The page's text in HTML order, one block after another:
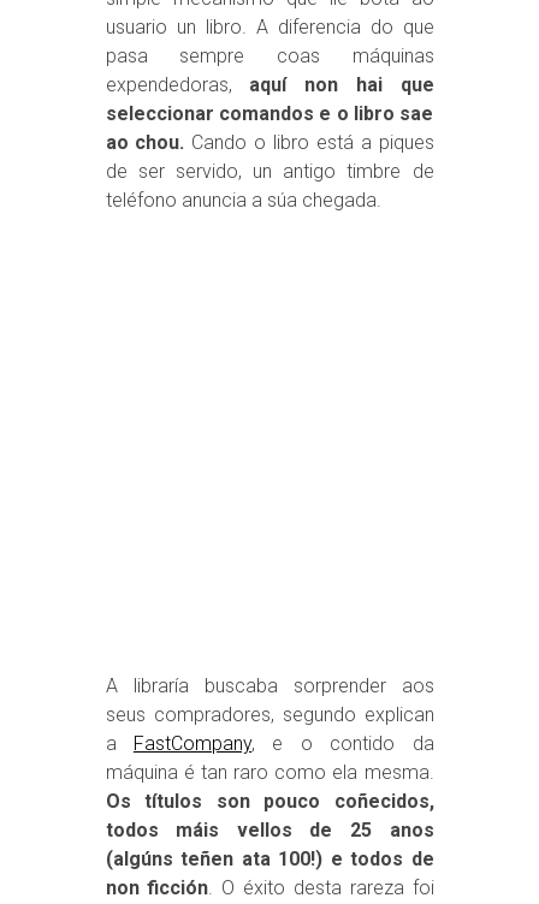
usuario un libro. A diferencia do que
pasa sempre coas máquinas
expendedoras, aquí non hai que
seleccionar comandos e o libro sae
ao chou. Cando o libro está a piques
de ser servido, un antigo timbre de
teléfono anuncia a súa chegada.
A libraría buscaba sorprender aos
seus compradores, segundo explican
a FastCompany, e o contido da
máquina é tan raro como ela mesma.
Os títulos son pouco coñecidos,
todos máis vellos de 25 anos
(algúns teñen ata 100!) e todos de
non ficción. O éxito desta rareza foi